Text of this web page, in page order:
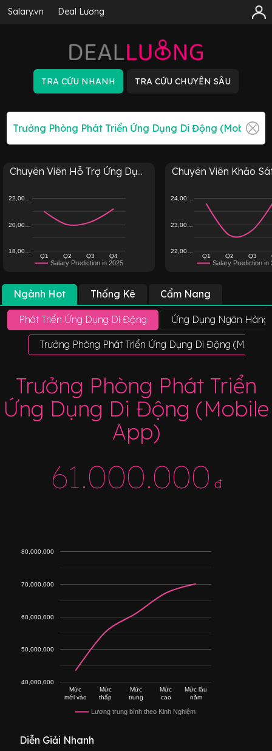
Salary.vn Deal Lương
Chuyên Viên Hỗ Trợ Ứng Dụ...
Salary Prediction in 2025
Q1 Q2 Q3 Q4
18,00…
20,00…
22,00…
Chuyên Viên Khảo
Salary Prediction in
Q1 Q2 Q3
22,00…
23,00…
24,00…
Ngành Hot Thống Kê Cẩm Nang
Phát Triển Ứng Dụng Di Động Ứng Dụng Ngân
Trưởng Phòng Phát Triển Ứng Dụng Di Động (Mobile
Trưởng Phòng Phát Triển
Ứng Dụng Di Động (Mobile
App)
61.000.000 đ
Lương trung bình theo Kinh Nghiệm
Mức
mới vào
Mức
thấp
Mức
trung
Mức
cao
Mức lâu
năm
40,000,000
50,000,000
60,000,000
70,000,000
80,000,000
Diễn Giải Nhanh